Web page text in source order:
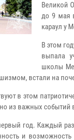
Великой
до 9 мая
караул у
В этом
выпала
школы
встали на
в этом
из важных
год. Каждый
и